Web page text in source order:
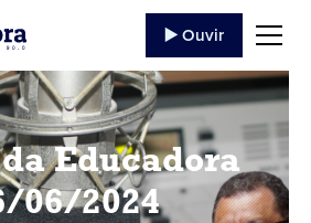
▶️ Ouvir
Educadora
06/2024